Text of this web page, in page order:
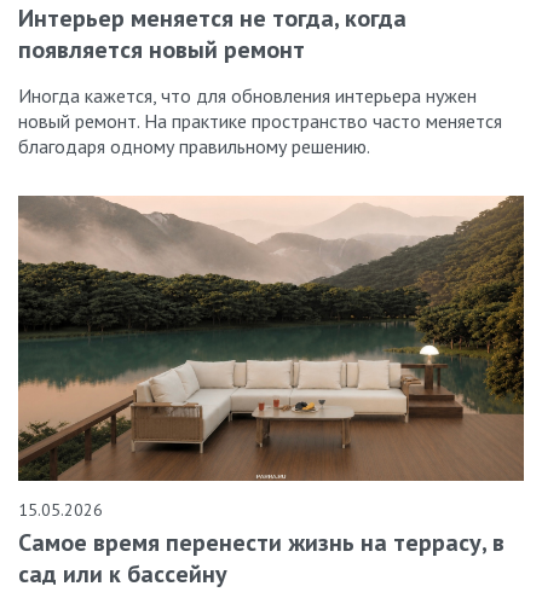
Интерьер меняется не тогда, когда
появляется новый ремонт
Иногда кажется, что для обновления интерьера нужен
новый ремонт. На практике пространство часто меняется
благодаря одному правильному решению.
15.05.2026
Самое время перенести жизнь на террасу, в
сад или к бассейну